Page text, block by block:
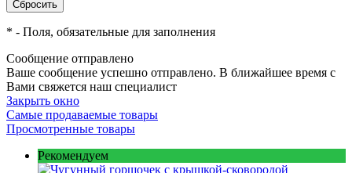
* - Поля, обязательные для заполнения
Сообщение отправлено
Ваше сообщение успешно отправлено. В ближайшее время с
Вами свяжется наш специалист
Закрыть окно
Самые продаваемые товары
Просмотренные товары
Рекомендуем